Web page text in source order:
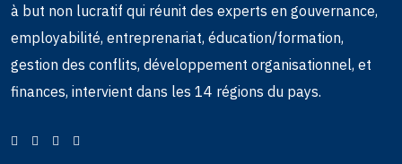
à but non lucratif qui réunit des experts en gouvernance,
employabilité, entreprenariat, éducation/formation,
gestion des conflits, développement organisationnel, et
finances, intervient dans les 14 régions du pays.